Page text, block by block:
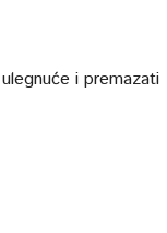
i premazati